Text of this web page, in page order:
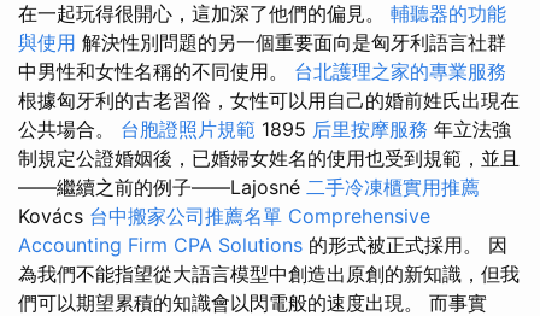
在一起玩得很開心，這加深了他們的偏見。 輔聽器的功能
與使用 解決性別問題的另一個重要面向是匈牙利語言社群
中男性和女性名稱的不同使用。 台北護理之家的專業服務
根據匈牙利的古老習俗，女性可以用自己的婚前姓氏出現在
公共場合。 台胞證照片規範 1895 后里按摩服務 年立法強
制規定公證婚姻後，已婚婦女姓名的使用也受到規範，並且
——繼續之前的例子——Lajosné 二手冷凍櫃實用推薦
Kovács 台中搬家公司推薦名單 Comprehensive
Accounting Firm CPA Solutions 的形式被正式採用。 因
為我們不能指望從大語言模型中創造出原創的新知識，但我
們可以期望累積的知識會以閃電般的速度出現。 而事實